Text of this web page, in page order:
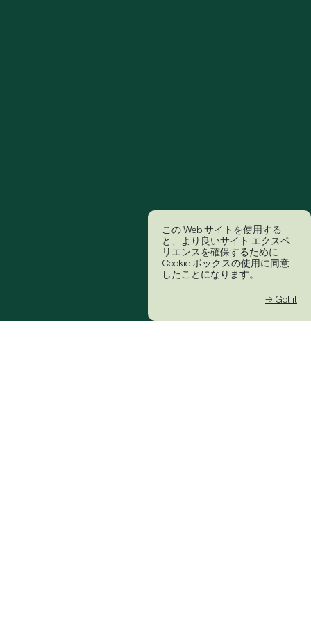
この Web サイトを使用する
と、より良いサイト エクスペ
リエンスを確保するために
Cookie ボックスの使用に同意
したことになります。
→ Got it